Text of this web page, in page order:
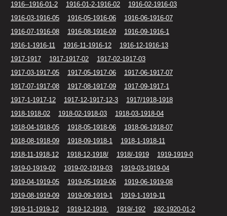
1916--1916-01-2
1916-01-2-1916-02
1916-02-1916-03
1916-03-1916-05
1916-05-1916-06
1916-06-1916-07
1916-07-1916-08
1916-08-1916-09
1916-09-1916-1
1916-1-1916-11
1916-11-1916-12
1916-12-1916-13
1917-1917
1917-1917-02
1917-02-1917-03
1917-03-1917-05
1917-05-1917-06
1917-06-1917-07
1917-07-1917-08
1917-08-1917-09
1917-09-1917-1
1917-1-1917-12
1917-12-1917-12-3
1917/1918-1918
1918-1918-02
1918-02-1918-03
1918-03-1918-04
1918-04-1918-05
1918-05-1918-06
1918-06-1918-07
1918-08-1918-09
1918-09-1918-1
1918-1-1918-11
1918-11-1918-12
1918-12-1918/ 1918/-1919
1919-1919-0
1919-0-1919-02
1919-02-1919-03
1919-03-1919-04
1919-04-1919-05
1919-05-1919-06
1919-06-1919-08
1919-08-1919-09
1919-09-1919-1
1919-1-1919-11
1919-11-1919-12
1919-12-1919. 1919/-192
192-1920-01-2